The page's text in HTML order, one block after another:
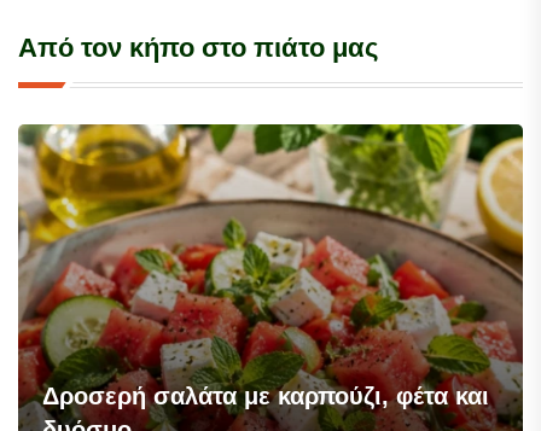
Από τον κήπο στο πιάτο μας
Δροσερή σαλάτα με καρπούζι, φέτα και